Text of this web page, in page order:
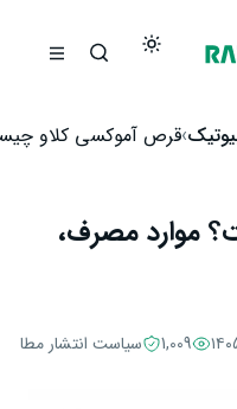
قرص آموکسی کلاو
موارد مصرف،
۱۳ 1,009 سیاست انتشار مطالب